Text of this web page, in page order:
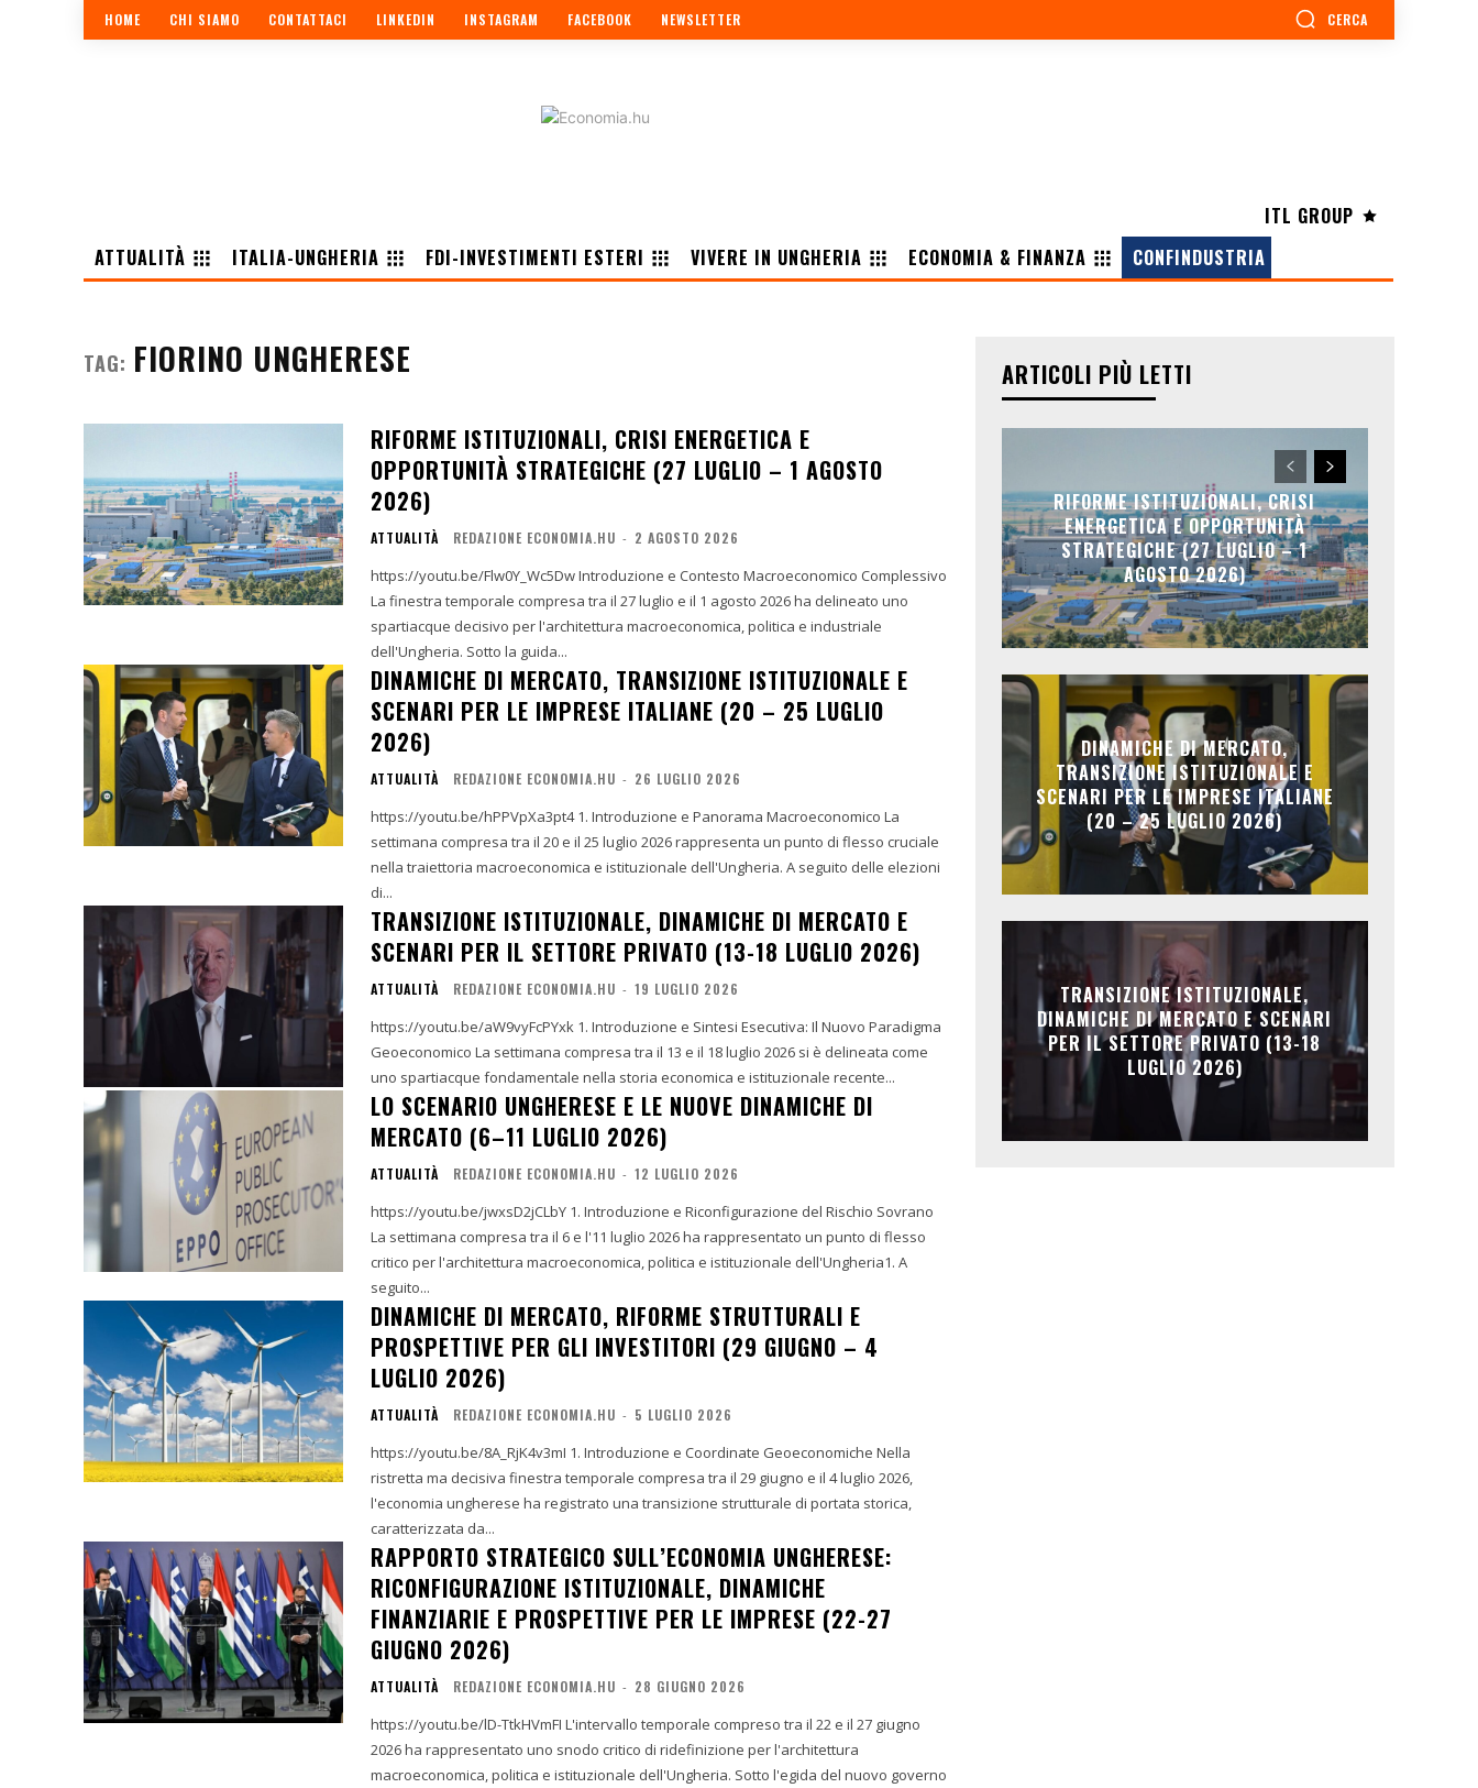
HOME CHI SIAMO CONTATTACI LINKEDIN INSTAGRAM FACEBOOK NEWSLETTER CERCA
ITL GROUP
ATTUALITÀ
ITALIA-UNGHERIA FDI-INVESTIMENTI ESTERI VIVERE IN UNGHERIA ECONOMIA & FINANZA CONFINDUSTRIA
TAG: FIORINO UNGHERESE
RIFORME ISTITUZIONALI, CRISI ENERGETICA E
OPPORTUNITÀ STRATEGICHE (27 LUGLIO – 1 AGOSTO
2026)
ATTUALITÀ REDAZIONE ECONOMIA.HU - 2 AGOSTO 2026
https://youtu.be/Flw0Y_Wc5Dw Introduzione e Contesto Macroeconomico Complessivo
La finestra temporale compresa tra il 27 luglio e il 1 agosto 2026 ha delineato uno
spartiacque decisivo per l'architettura macroeconomica, politica e industriale
dell'Ungheria. Sotto la guida...
DINAMICHE DI MERCATO, TRANSIZIONE ISTITUZIONALE E
SCENARI PER LE IMPRESE ITALIANE (20 – 25 LUGLIO
2026)
ATTUALITÀ REDAZIONE ECONOMIA.HU - 26 LUGLIO 2026
https://youtu.be/hPPVpXa3pt4 1. Introduzione e Panorama Macroeconomico La
settimana compresa tra il 20 e il 25 luglio 2026 rappresenta un punto di flesso cruciale
nella traiettoria macroeconomica e istituzionale dell'Ungheria. A seguito delle elezioni
di...
TRANSIZIONE ISTITUZIONALE, DINAMICHE DI MERCATO E
SCENARI PER IL SETTORE PRIVATO (13-18 LUGLIO 2026)
ATTUALITÀ REDAZIONE ECONOMIA.HU - 19 LUGLIO 2026
https://youtu.be/aW9vyFcPYxk 1. Introduzione e Sintesi Esecutiva: Il Nuovo Paradigma
Geoeconomico La settimana compresa tra il 13 e il 18 luglio 2026 si è delineata come
uno spartiacque fondamentale nella storia economica e istituzionale recente...
LO SCENARIO UNGHERESE E LE NUOVE DINAMICHE DI
MERCATO (6–11 LUGLIO 2026)
ATTUALITÀ REDAZIONE ECONOMIA.HU - 12 LUGLIO 2026
https://youtu.be/jwxsD2jCLbY 1. Introduzione e Riconfigurazione del Rischio Sovrano
La settimana compresa tra il 6 e l'11 luglio 2026 ha rappresentato un punto di flesso
critico per l'architettura macroeconomica, politica e istituzionale dell'Ungheria1. A
seguito...
DINAMICHE DI MERCATO, RIFORME STRUTTURALI E
PROSPETTIVE PER GLI INVESTITORI (29 GIUGNO – 4
LUGLIO 2026)
ATTUALITÀ REDAZIONE ECONOMIA.HU - 5 LUGLIO 2026
https://youtu.be/8A_RjK4v3mI 1. Introduzione e Coordinate Geoeconomiche Nella
ristretta ma decisiva finestra temporale compresa tra il 29 giugno e il 4 luglio 2026,
l'economia ungherese ha registrato una transizione strutturale di portata storica,
caratterizzata da...
RAPPORTO STRATEGICO SULL’ECONOMIA UNGHERESE:
RICONFIGURAZIONE ISTITUZIONALE, DINAMICHE
FINANZIARIE E PROSPETTIVE PER LE IMPRESE (22-27
GIUGNO 2026)
ATTUALITÀ REDAZIONE ECONOMIA.HU - 28 GIUGNO 2026
https://youtu.be/lD-TtkHVmFI L'intervallo temporale compreso tra il 22 e il 27 giugno
2026 ha rappresentato uno snodo critico di ridefinizione per l'architettura
macroeconomica, politica e istituzionale dell'Ungheria. Sotto l'egida del nuovo governo
ARTICOLI PIÙ LETTI
RIFORME ISTITUZIONALI, CRISI
ENERGETICA E OPPORTUNITÀ
STRATEGICHE (27 LUGLIO – 1
AGOSTO 2026)
DINAMICHE DI MERCATO,
TRANSIZIONE ISTITUZIONALE E
SCENARI PER LE IMPRESE ITALIANE
(20 – 25 LUGLIO 2026)
TRANSIZIONE ISTITUZIONALE,
DINAMICHE DI MERCATO E SCENARI
PER IL SETTORE PRIVATO (13-18
LUGLIO 2026)